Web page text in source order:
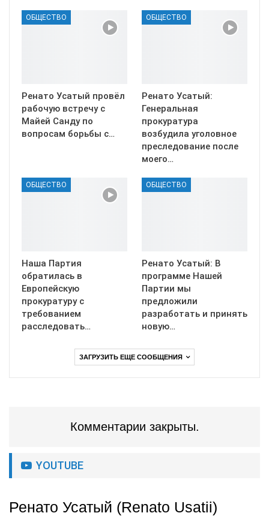
ОБЩЕСТВО
Ренато Усатый провёл
рабочую встречу с
Майей Санду по
вопросам борьбы с…
ОБЩЕСТВО
Ренато Усатый:
Генеральная
прокуратура
возбудила уголовное
преследование после
моего…
ОБЩЕСТВО
Наша Партия
обратилась в
Европейскую
прокуратуру с
требованием
расследовать…
ОБЩЕСТВО
Ренато Усатый: В
программе Нашей
Партии мы
предложили
разработать и принять
новую…
ЗАГРУЗИТЬ ЕЩЕ СООБЩЕНИЯ
Комментарии закрыты.
YOUTUBE
Ренато Усатый (Renato Usatii)